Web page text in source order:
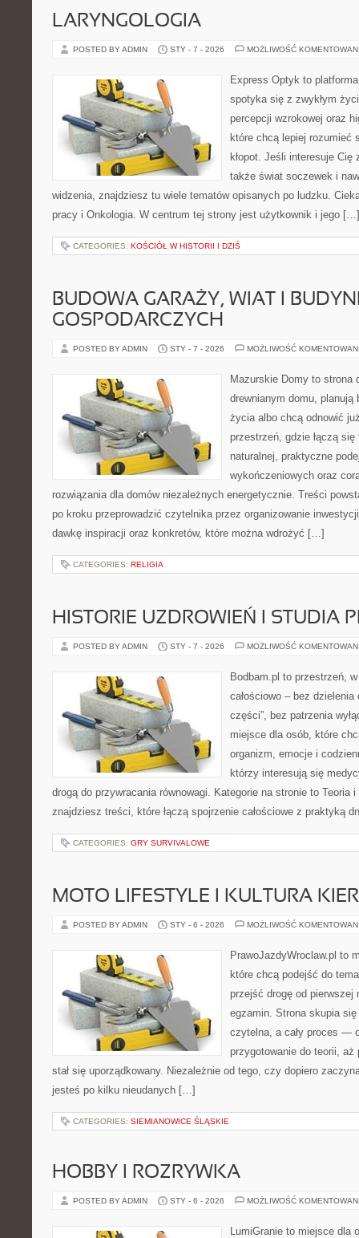
LARYNGOLOGIA
POSTED BY ADMIN STY - 7 - 2026 MOŻLIWOŚĆ
Express Optyk to
spotyka się z zwykłym
percepcji wzrokowej oraz
które chcą lepiej rozumieć
kłopot. Jeśli interesuje Cię
także świat soczewek i
widzenia, znajdziesz tu wiele tematów opisanych po ludzku.
pracy i Onkologia. W centrum tej strony jest użytkownik i jego […]
CATEGORIES: KOŚCIÓŁ W HISTORII I DZIŚ
BUDOWA GARAŻY, WIAT I
GOSPODARCZYCH
POSTED BY ADMIN STY - 7 - 2026 MOŻLIWOŚĆ
Mazurskie Domy to strona
drewnianym domu, planują
życia albo chcą odnowić
przestrzeń, gdzie łączą
naturalnej, praktyczne
wykończeniowych oraz
rozwiązania dla domów niezależnych energetycznie. Treści
po kroku przeprowadzić czytelnika przez organizowanie
dawkę inspiracji oraz konkretów, które można wdrożyć […]
CATEGORIES: RELIGIA
HISTORIE UZDROWIEŃ I STUDIA
POSTED BY ADMIN STY - 7 - 2026 MOŻLIWOŚĆ
Bodbam.pl to przestrzeń,
całościowo – bez dzielenia
części”, bez patrzenia
miejsce dla osób, które
organizm, emocje i
którzy interesują się
drogą do przywracania równowagi. Kategorie na stronie to Teoria
znajdziesz treści, które łączą spojrzenie całościowe z praktyką
CATEGORIES: GRY SURVIVALOWE
MOTO LIFESTYLE I KULTURA
POSTED BY ADMIN STY - 6 - 2026 MOŻLIWOŚĆ
PrawoJazdyWroclaw.pl to
które chcą podejść do
przejść drogę od
egzamin. Strona skupia
czytelna, a cały proces —
przygotowanie do teorii,
stał się uporządkowany. Niezależnie od tego, czy dopiero
jesteś po kilku nieudanych […]
CATEGORIES: SIEMIANOWICE ŚLĄSKIE
HOBBY I ROZRYWKA
POSTED BY ADMIN STY - 6 - 2026 MOŻLIWOŚĆ
LumiGranie to miejsce dla